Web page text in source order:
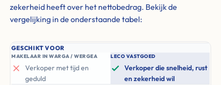
zekerheid heeft over het nettobedrag. Bekijk de
vergelijking in de onderstaande tabel:
GESCHIKT VOOR
MAKELAAR IN WARGA / WERGEA
Verkoper met tijd en
geduld
LECO VASTGOED
Verkoper die snelheid, rust
en zekerheid wil